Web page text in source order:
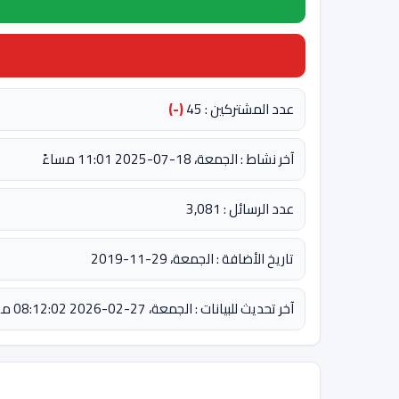
عدد المشتركين : 45
(-)
آخر نشاط : الجمعة، 18-07-2025 11:01 مساءً
عدد الرسائل : 3,081
تاريخ الأضافة : الجمعة، 29-11-2019
آخر تحديث للبيانات : الجمعة، 27-02-2026 08:12:02 مساءً